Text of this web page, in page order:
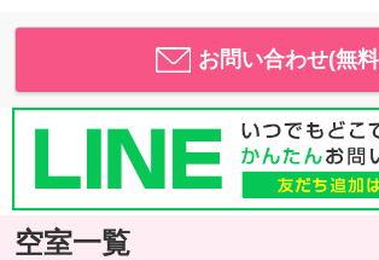
お問い合わせ(無
空室一覧